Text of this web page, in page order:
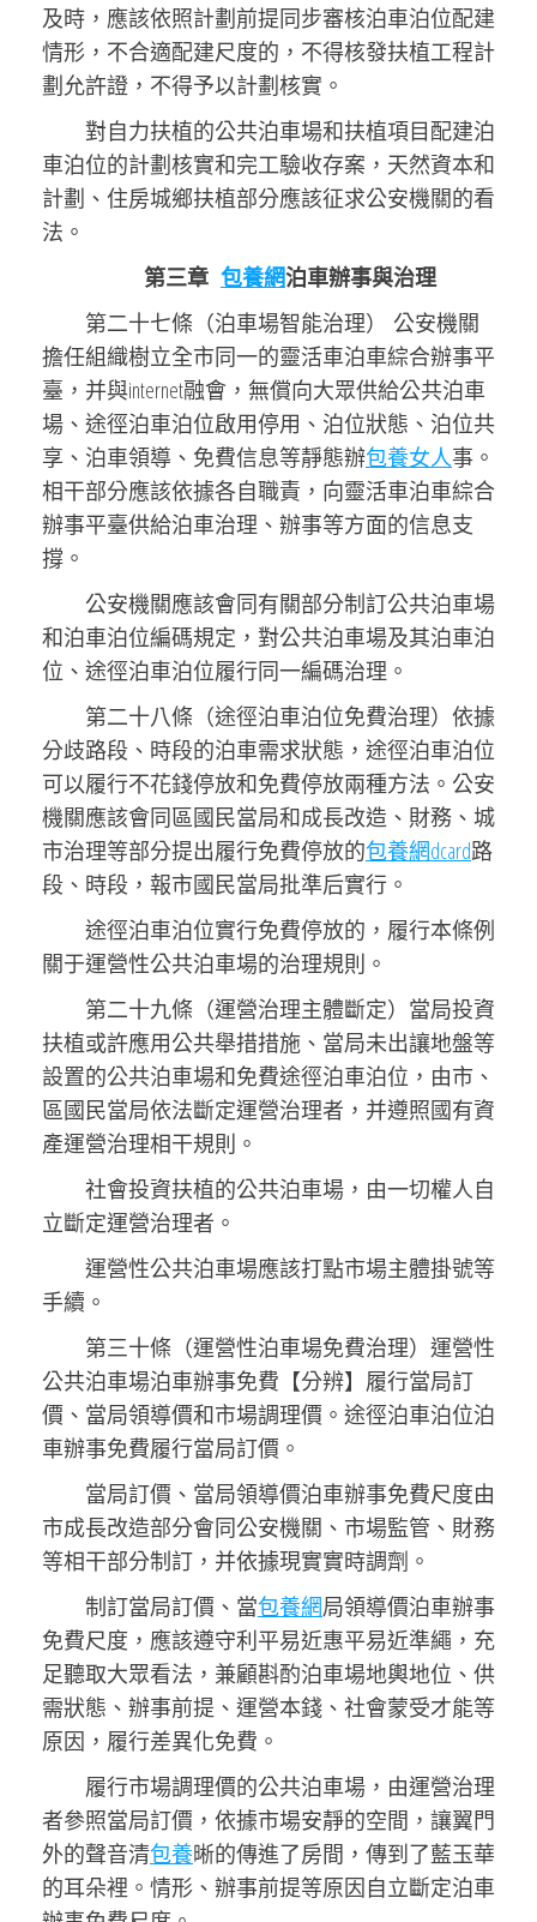
及時，應該依照計劃前提同步審核泊車泊位配建
情形，不合適配建尺度的，不得核發扶植工程計
劃允許證，不得予以計劃核實。
對自力扶植的公共泊車場和扶植項目配建泊
車泊位的計劃核實和完工驗收存案，天然資本和
計劃、住房城鄉扶植部分應該征求公安機關的看
法。
第三章 包養網泊車辦事與治理
第二十七條（泊車場智能治理） 公安機關
擔任組織樹立全市同一的靈活車泊車綜合辦事平
臺，并與internet融會，無償向大眾供給公共泊車
場、途徑泊車泊位啟用停用、泊位狀態、泊位共
享、泊車領導、免費信息等靜態辦包養女人事。
相干部分應該依據各自職責，向靈活車泊車綜合
辦事平臺供給泊車治理、辦事等方面的信息支
撐。
公安機關應該會同有關部分制訂公共泊車場
和泊車泊位編碼規定，對公共泊車場及其泊車泊
位、途徑泊車泊位履行同一編碼治理。
第二十八條（途徑泊車泊位免費治理）依據
分歧路段、時段的泊車需求狀態，途徑泊車泊位
可以履行不花錢停放和免費停放兩種方法。公安
機關應該會同區國民當局和成長改造、財務、城
市治理等部分提出履行免費停放的包養網dcard路
段、時段，報市國民當局批準后實行。
途徑泊車泊位實行免費停放的，履行本條例
關于運營性公共泊車場的治理規則。
第二十九條（運營治理主體斷定）當局投資
扶植或許應用公共舉措措施、當局未出讓地盤等
設置的公共泊車場和免費途徑泊車泊位，由市、
區國民當局依法斷定運營治理者，并遵照國有資
產運營治理相干規則。
社會投資扶植的公共泊車場，由一切權人自
立斷定運營治理者。
運營性公共泊車場應該打點市場主體掛號等
手續。
第三十條（運營性泊車場免費治理）運營性
公共泊車場泊車辦事免費【分辨】履行當局訂
價、當局領導價和市場調理價。途徑泊車泊位泊
車辦事免費履行當局訂價。
當局訂價、當局領導價泊車辦事免費尺度由
市成長改造部分會同公安機關、市場監管、財務
等相干部分制訂，并依據現實實時調劑。
制訂當局訂價、當包養網局領導價泊車辦事
免費尺度，應該遵守利平易近惠平易近準繩，充
足聽取大眾看法，兼顧斟酌泊車場地輿地位、供
需狀態、辦事前提、運營本錢、社會蒙受才能等
原因，履行差異化免費。
履行市場調理價的公共泊車場，由運營治理
者參照當局訂價，依據市場安靜的空間，讓翼門
外的聲音清包養晰的傳進了房間，傳到了藍玉華
的耳朵裡。情形、辦事前提等原因自立斷定泊車